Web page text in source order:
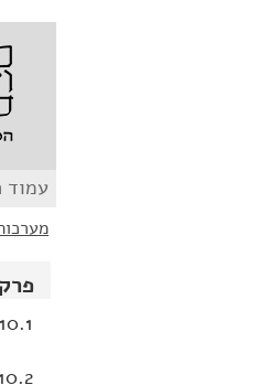
עמוד
פרק 10: משאבים להוראת הנושא: "מידע ותקשורת"
10.1
10.2